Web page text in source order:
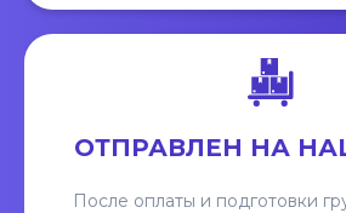
ОТПРАВЛЕН НА
После оплаты и подготовки